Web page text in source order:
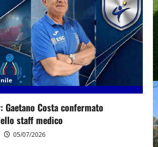
Gaetano Costa confermato
staff medico
05/07/2026